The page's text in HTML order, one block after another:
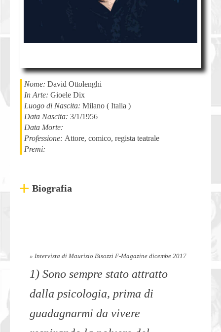
Nome: David Ottolenghi
In Arte: Gioele Dix
Luogo di Nascita: Milano ( Italia )
Data Nascita: 3/1/1956
Data Morte:
Professione: Attore, comico, regista teatrale
Premi:
Biografia
» Intervista di Maurizio Bisozzi F-Magazine dicembe 2017
1) Sono sempre stato attratto
dalla psicologia, prima di
guadagnarmi da vivere